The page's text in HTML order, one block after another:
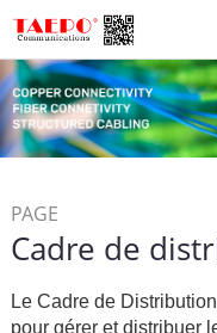
PAGE
D'ACCUEIL /
principal
Cadre de
Le Cadre de
pour gérer et distribuer